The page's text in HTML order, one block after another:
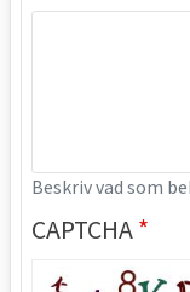
Beskriv vad som
CAPTCHA